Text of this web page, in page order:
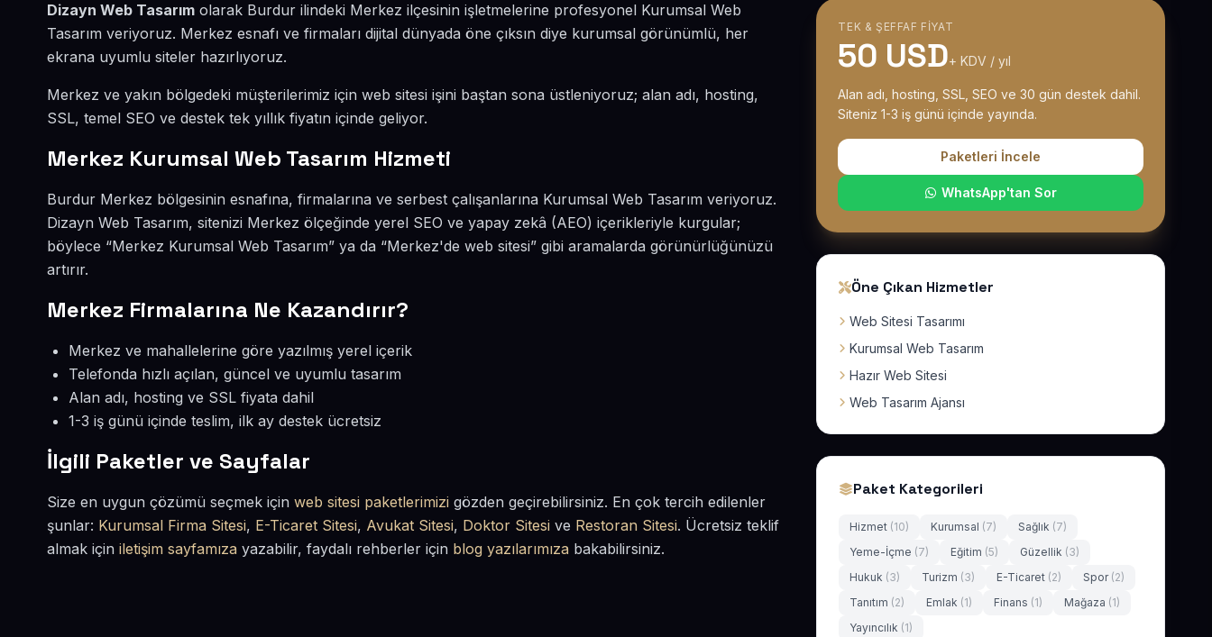
Dizayn Web Tasarım olarak Burdur ilindeki Merkez ilçesinin işletmelerine profesyonel Kurumsal Web
Tasarım veriyoruz. Merkez esnafı ve firmaları dijital dünyada öne çıksın diye kurumsal görünümlü, her
ekrana uyumlu siteler hazırlıyoruz.
Merkez ve yakın bölgedeki müşterilerimiz için web sitesi işini baştan sona üstleniyoruz; alan adı, hosting,
SSL, temel SEO ve destek tek yıllık fiyatın içinde geliyor.
Merkez Kurumsal Web Tasarım Hizmeti
Burdur Merkez bölgesinin esnafına, firmalarına ve serbest çalışanlarına Kurumsal Web Tasarım veriyoruz.
Dizayn Web Tasarım, sitenizi Merkez ölçeğinde yerel SEO ve yapay zekâ (AEO) içerikleriyle kurgular;
böylece “Merkez Kurumsal Web Tasarım” ya da “Merkez'de web sitesi” gibi aramalarda görünürlüğünüzü
artırır.
Merkez Firmalarına Ne Kazandırır?
Merkez ve mahallelerine göre yazılmış yerel içerik
Telefonda hızlı açılan, güncel ve uyumlu tasarım
Alan adı, hosting ve SSL fiyata dahil
1-3 iş günü içinde teslim, ilk ay destek ücretsiz
İlgili Paketler ve Sayfalar
Size en uygun çözümü seçmek için web sitesi paketlerimizi gözden geçirebilirsiniz. En çok tercih edilenler
şunlar: Kurumsal Firma Sitesi, E-Ticaret Sitesi, Avukat Sitesi, Doktor Sitesi ve Restoran Sitesi. Ücretsiz teklif
almak için iletişim sayfamıza yazabilir, faydalı rehberler için blog yazılarımıza bakabilirsiniz.
TEK & ŞEFFAF FIYAT
50 USD+ KDV / yıl
Alan adı, hosting, SSL, SEO ve 30 gün destek dahil.
Siteniz 1-3 iş günü içinde yayında.
Paketleri İncele
WhatsApp'tan Sor
Öne Çıkan Hizmetler
Web Sitesi Tasarımı
Kurumsal Web Tasarım
Hazır Web Sitesi
Web Tasarım Ajansı
Paket Kategorileri
Hizmet (10) Kurumsal (7) Sağlık (7)
Yeme-İçme (7) Eğitim (5) Güzellik (3)
Hukuk (3) Turizm (3) E-Ticaret (2) Spor (2)
Tanıtım (2) Emlak (1) Finans (1) Mağaza (1)
Yayıncılık (1)